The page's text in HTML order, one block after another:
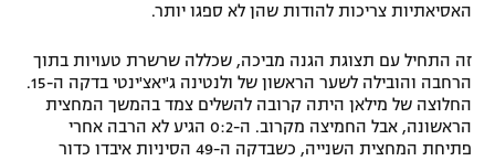
תקנון פעילות ספורט 1
רשיון להקרנה פומבית לבית עסק
האסיאתיות צריכות להודות שהן לא ספגו יותר.
זה התחיל עם תצוגת הגנה מביכה, שכללה שרשרת טעויות בתוך
הרחבה והובילה לשער הראשון של ולנטינה ג'יאצ'ינטי בדקה ה-15.
החלוצה של מילאן היתה קרובה להשלים צמד בהמשך המחצית
הראשונה, אבל החמיצה מקרוב. ה-0:2 הגיע לא הרבה אחרי
פתיחת המחצית השנייה, כשבדקה ה-49 הסיניות איבדו כדור